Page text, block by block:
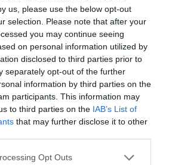
us, please use the below opt-out
selection. Please note that after your
you may continue seeing
on personal information utilized by
disclosed to third parties prior to
separately opt-out of the further
information by third parties on the
participants. This information may
to third parties on the IAB’s List of
that may further disclose it to other
app uses one or more Google
Opt Outs
πεζοδρόμια» στην
παράνομα
κοινόχρηστους χώρους